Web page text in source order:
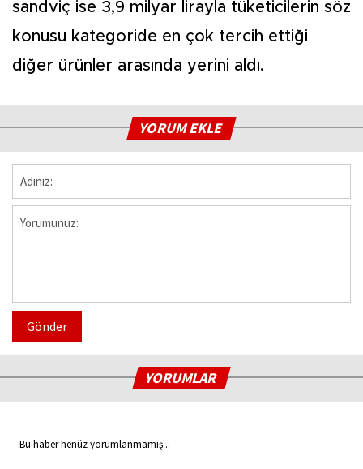
sandviç ise 3,9 milyar lirayla tüketicilerin söz
konusu kategoride en çok tercih ettiği
diğer ürünler arasında yerini aldı.
YORUM EKLE
Gönder
YORUMLAR
Bu haber henüz yorumlanmamış...